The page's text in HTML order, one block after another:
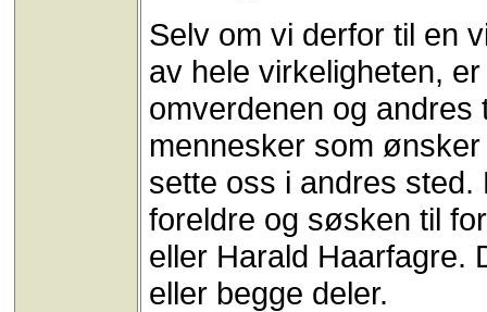
Selv om vi derfor til en
av hele virkeligheten,
omverdenen og andres
mennesker som
sette oss i andres
foreldre og søsken til
eller Harald Haarfagre.
eller begge deler.